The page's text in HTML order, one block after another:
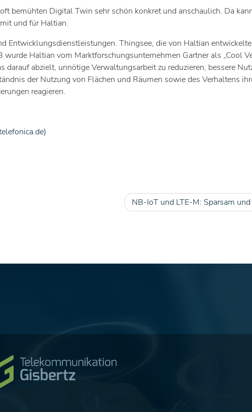
bemühten Digital Twin sehr schön konkret und anschaulich. Da
und für Haltian.
Entwicklungsdienstleistungen. Thingsee, die von Haltian
Haltian vom Marktforschungsunternehmen Gartner als „Cool
abzielt, unnötige Verwaltungsarbeit zu reduzieren, bessere
der Nutzung von Flächen und Räumen sowie des Verhaltens
reagieren.
NB-IoT und LTE-M: Sparsam